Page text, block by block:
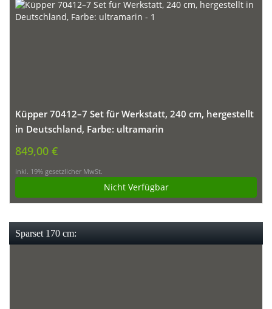
Küpper 70412–7 Set für Werkstatt, 240 cm, hergestellt
in Deutschland, Farbe: ultramarin
849,00 €
inkl. 19% gesetzlicher MwSt.
Nicht Verfügbar
Sparset 170 cm: